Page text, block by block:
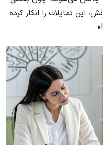
این تمایلات را انکار کرده